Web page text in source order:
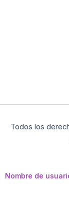
Todos los
Nombre de